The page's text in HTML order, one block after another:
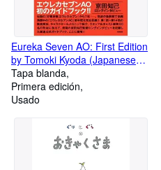
Eureka Seven AO: First Edition
by Tomoki Kyoda (Japanese
Language Book)
Tapa blanda
Primera edición
Usado